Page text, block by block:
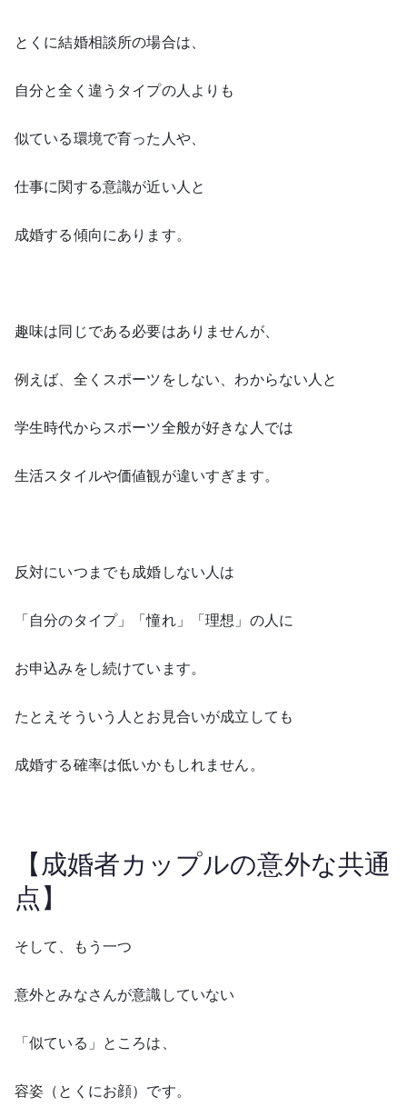
とくに結婚相談所の場合は、
自分と全く違うタイプの人よりも
似ている環境で育った人や、
仕事に関する意識が近い人と
成婚する傾向にあります。
趣味は同じである必要はありませんが、
例えば、全くスポーツをしない、わからない人と
学生時代からスポーツ全般が好きな人では
生活スタイルや価値観が違いすぎます。
反対にいつまでも成婚しない人は
「自分のタイプ」「憧れ」「理想」の人に
お申込みをし続けています。
たとえそういう人とお見合いが成立しても
成婚する確率は低いかもしれません。
【成婚者カップルの意外な共通
点】
そして、もう一つ
意外とみなさんが意識していない
「似ている」ところは、
容姿（とくにお顔）です。